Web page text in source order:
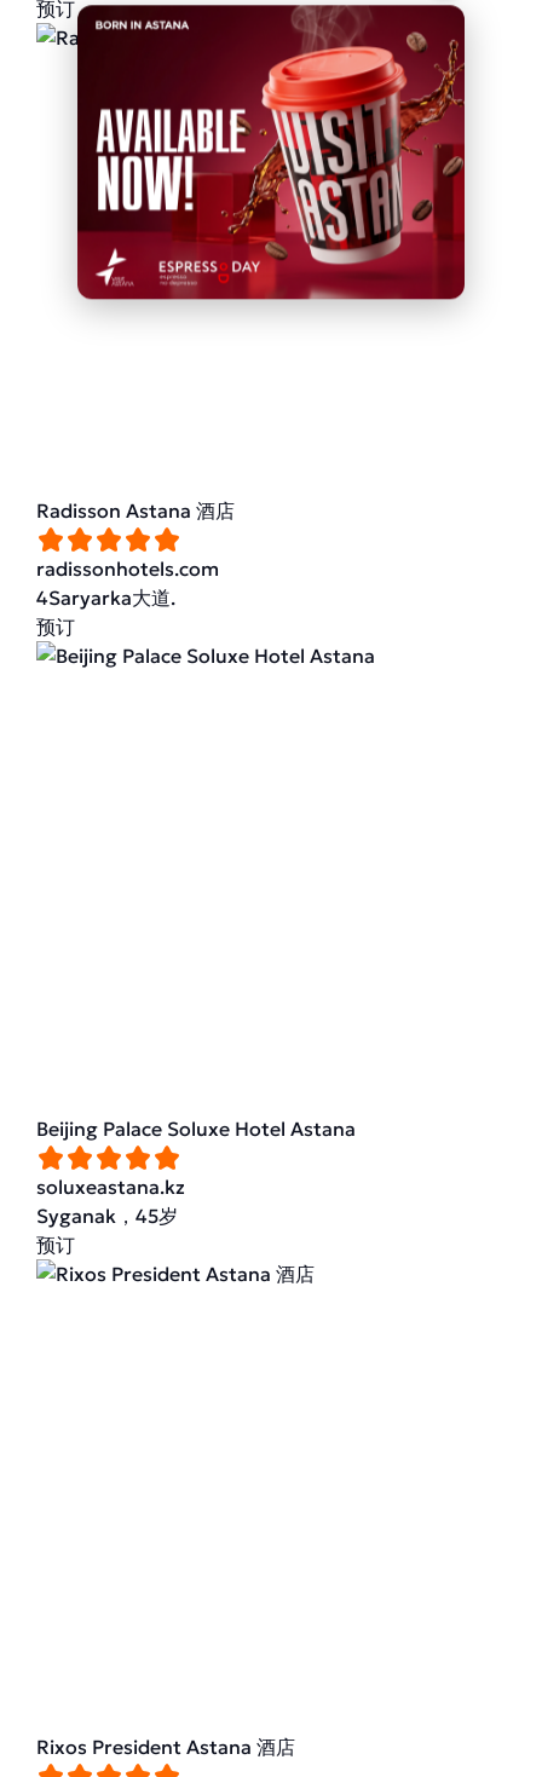
预订
Radisson Astana 酒店
radissonhotels.com
4Saryarka大道.
预订
Beijing Palace Soluxe Hotel Astana
soluxeastana.kz
Syganak，45岁
预订
Rixos President Astana 酒店